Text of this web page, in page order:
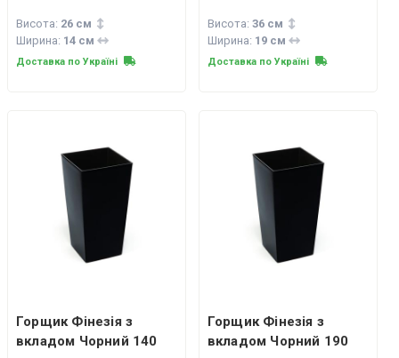
Висота: 26 см
Ширина: 14 см
Доставка по Україні
Висота: 36 см
Ширина: 19 см
Доставка по Україні
Горщик Фінезія з
вкладом Чорний 140
Горщик Фінезія з
вкладом Чорний 190